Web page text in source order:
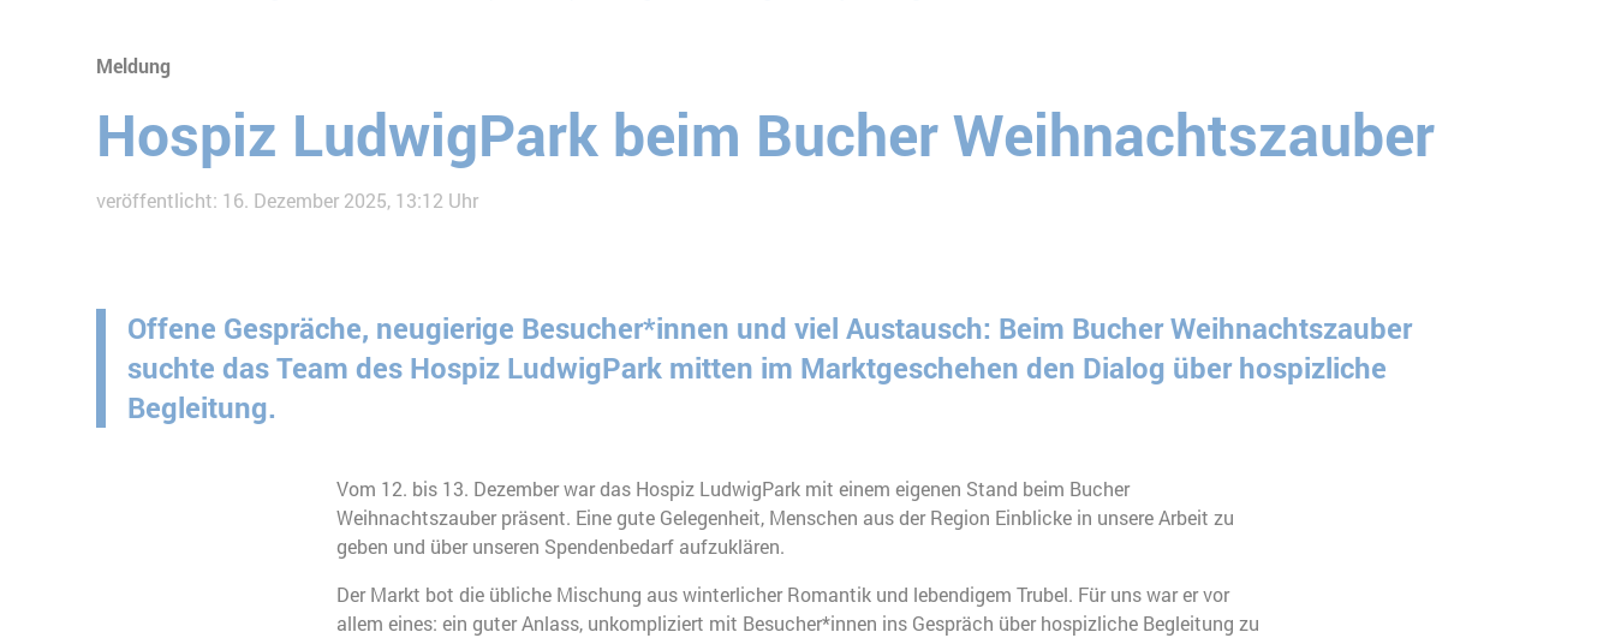
Meldung
Hospiz LudwigPark beim Bucher Weihnachtszauber
veröffentlicht: 16. Dezember 2025, 13:12 Uhr
Offene Gespräche, neugierige Besucher*innen und viel Austausch: Beim Bucher Weihnachtszauber
suchte das Team des Hospiz LudwigPark mitten im Marktgeschehen den Dialog über hospizliche
Begleitung.
Vom 12. bis 13. Dezember war das Hospiz LudwigPark mit einem eigenen Stand beim Bucher
Weihnachtszauber präsent. Eine gute Gelegenheit, Menschen aus der Region Einblicke in unsere Arbeit zu
geben und über unseren Spendenbedarf aufzuklären.
Der Markt bot die übliche Mischung aus winterlicher Romantik und lebendigem Trubel. Für uns war er vor
allem eines: ein guter Anlass, unkompliziert mit Besucher*innen ins Gespräch über hospizliche Begleitung zu